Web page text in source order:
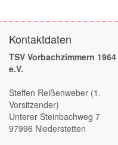
Kontaktdaten
TSV Vorbachzimmern 1964
e.V.
Steffen Reißenweber (1.
Vorsitzender)
Unterer Steinbachweg 7
97996 Niederstetten